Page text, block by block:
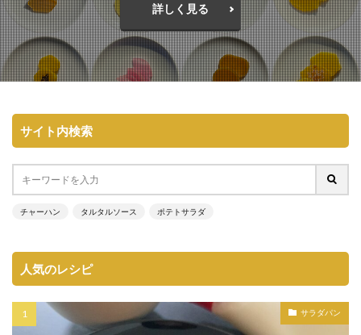
詳しく見る
サイト内検索
チャーハン タルタルソース ポテトサラダ
人気のレシピ
サラダパン